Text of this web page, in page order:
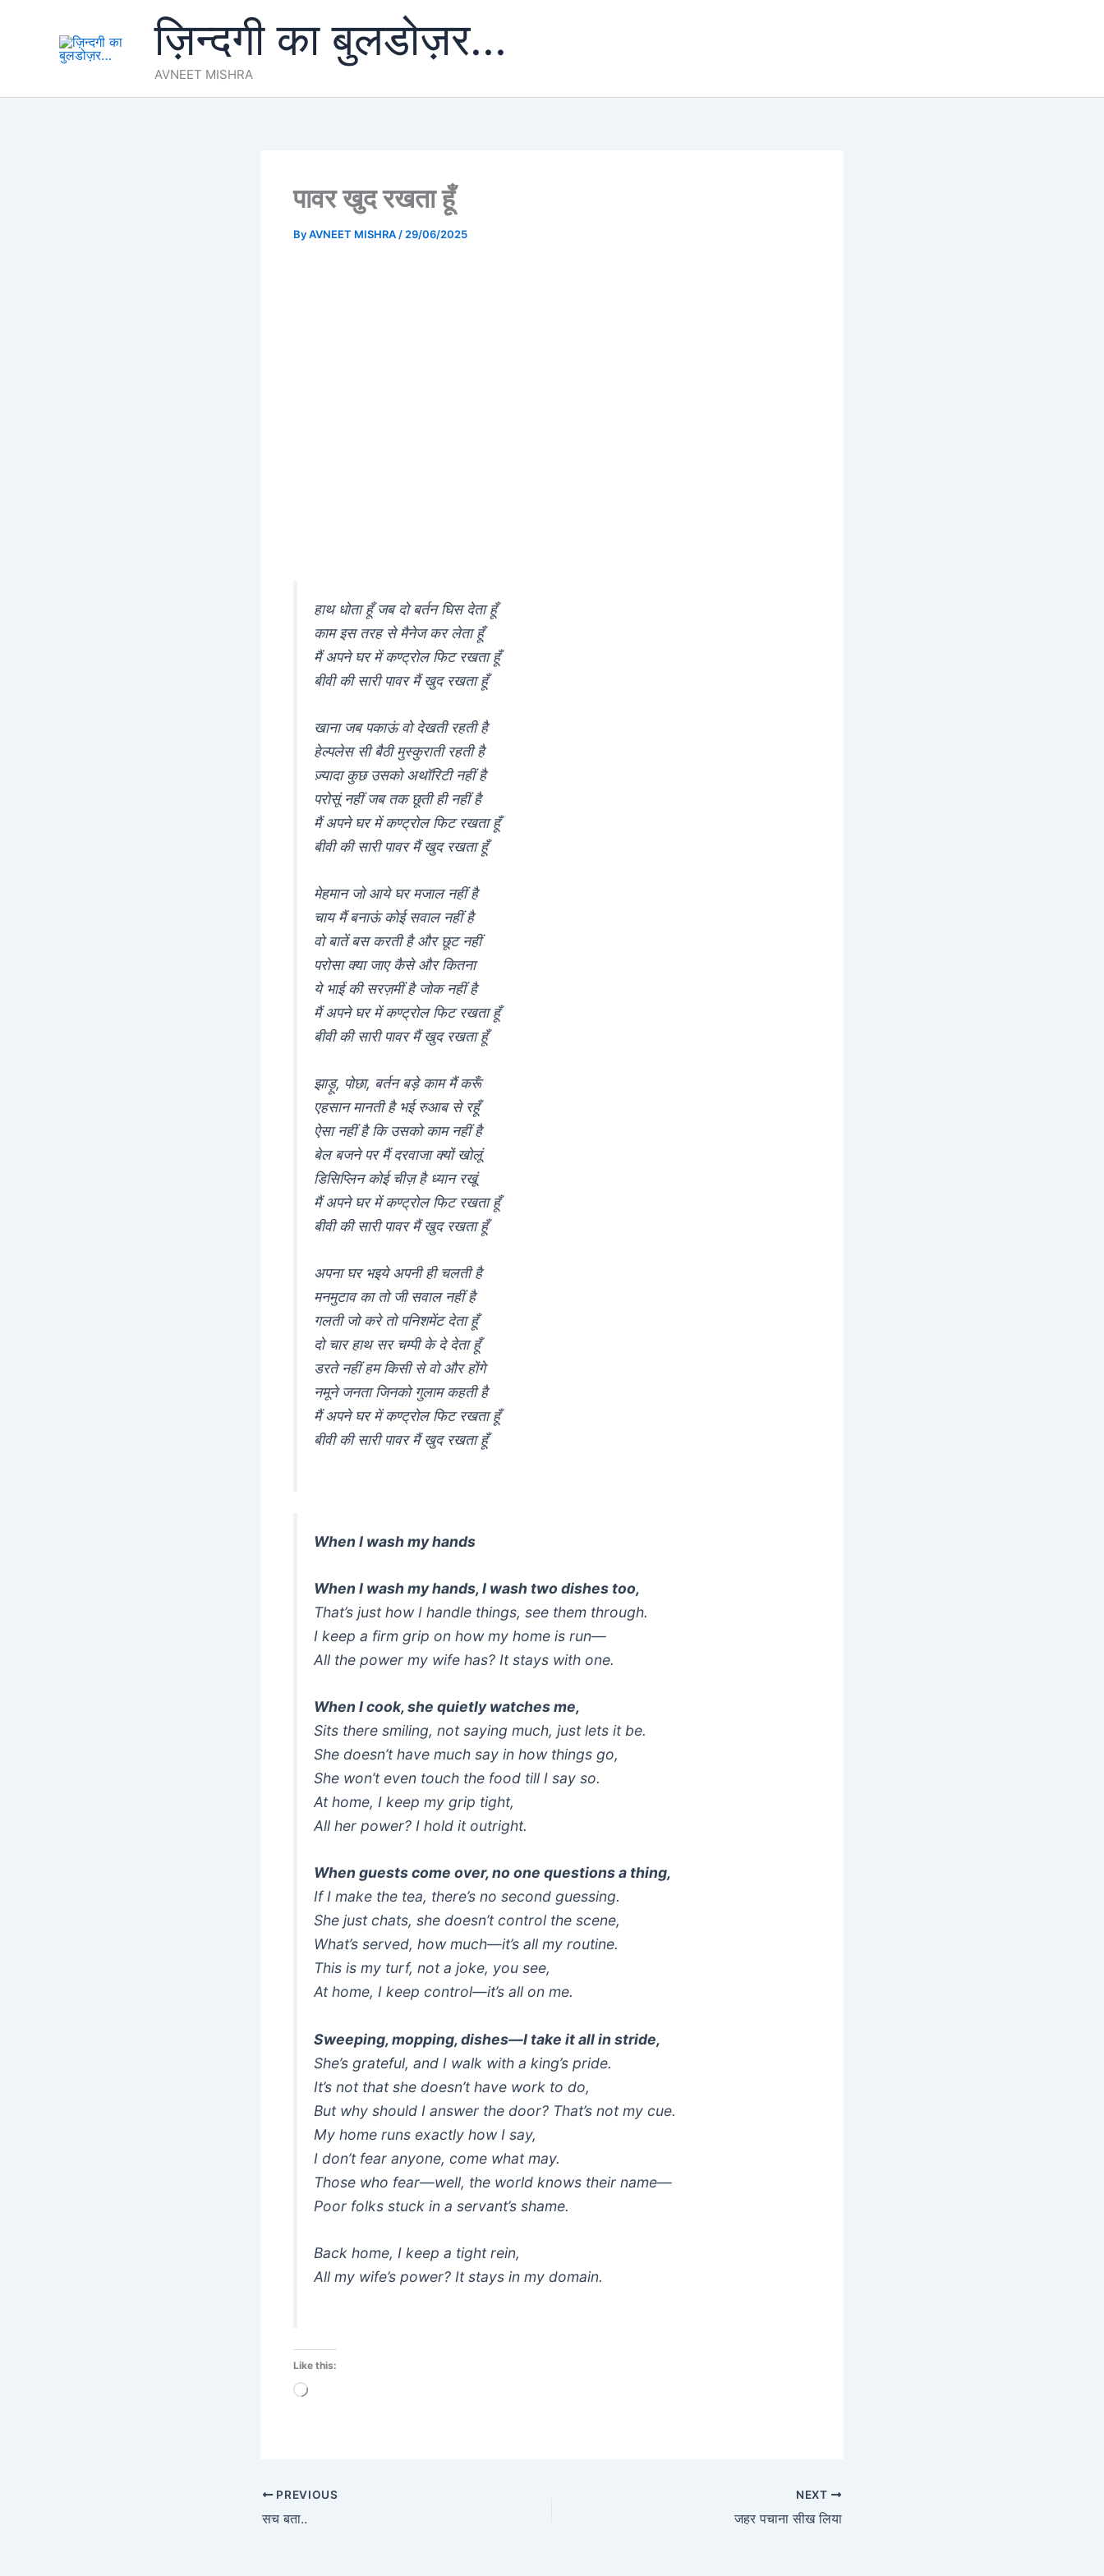
ज़िन्दगी का बुलडोज़र...
AVNEET MISHRA
पावर खुद रखता हूँ
ByAVNEET MISHRA / 29/06/2025
हाथ धोता हूँ जब दो बर्तन घिस देता हूँ
काम इस तरह से मैनेज कर लेता हूँ
मैं अपने घर में कण्ट्रोल फिट रखता हूँ
बीवी की सारी पावर मैं खुद रखता हूँ
खाना जब पकाऊं वो देखती रहती है
हेल्पलेस सी बैठी मुस्कुराती रहती है
ज़्यादा कुछ उसको अथॉरिटी नहीं है
परोसूं नहीं जब तक छूती ही नहीं है
मैं अपने घर में कण्ट्रोल फिट रखता हूँ
बीवी की सारी पावर मैं खुद रखता हूँ
मेहमान जो आये घर मजाल नहीं है
चाय मैं बनाऊं कोई सवाल नहीं है
वो बातें बस करती है और छूट नहीं
परोसा क्या जाए कैसे और कितना
ये भाई की सरज़मीं है जोक नहीं है
मैं अपने घर में कण्ट्रोल फिट रखता हूँ
बीवी की सारी पावर मैं खुद रखता हूँ
झाड़ू, पोछा, बर्तन बड़े काम मैं करूँ
एहसान मानती है भई रुआब से रहूँ
ऐसा नहीं है कि उसको काम नहीं है
बेल बजने पर मैं दरवाजा क्यों खोलूं
डिसिप्लिन कोई चीज़ है ध्यान रखूं
मैं अपने घर में कण्ट्रोल फिट रखता हूँ
बीवी की सारी पावर मैं खुद रखता हूँ
अपना घर भइये अपनी ही चलती है
मनमुटाव का तो जी सवाल नहीं है
गलती जो करे तो पनिशमेंट देता हूँ
दो चार हाथ सर चम्पी के दे देता हूँ
डरते नहीं हम किसी से वो और होंगे
नमूने जनता जिनको गुलाम कहती है
मैं अपने घर में कण्ट्रोल फिट रखता हूँ
बीवी की सारी पावर मैं खुद रखता हूँ
When I wash my hands
When I wash my hands, I wash two dishes too,
That’s just how I handle things, see them through.
I keep a firm grip on how my home is run—
All the power my wife has? It stays with one.
When I cook, she quietly watches me,
Sits there smiling, not saying much, just lets it be.
She doesn’t have much say in how things go,
She won’t even touch the food till I say so.
At home, I keep my grip tight,
All her power? I hold it outright.
When guests come over, no one questions a thing,
If I make the tea, there’s no second guessing.
She just chats, she doesn’t control the scene,
What’s served, how much—it’s all my routine.
This is my turf, not a joke, you see,
At home, I keep control—it’s all on me.
Sweeping, mopping, dishes—I take it all in stride,
She’s grateful, and I walk with a king’s pride.
It’s not that she doesn’t have work to do,
But why should I answer the door? That’s not my cue.
My home runs exactly how I say,
I don’t fear anyone, come what may.
Those who fear—well, the world knows their name—
Poor folks stuck in a servant’s shame.
Back home, I keep a tight rein,
All my wife’s power? It stays in my domain.
Like this:
Loading…
PREVIOUS
सच बता..
NEXT
जहर पचाना सीख लिया